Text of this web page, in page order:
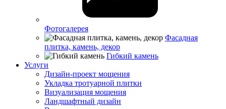
Фотогалерея
Фасадная
плитка, камень, декор
Гибкий камень
Услуги
Дизайн-проект мощения
Укладка тротуарной плитки
Визуализация мощения
Ландшафтный дизайн